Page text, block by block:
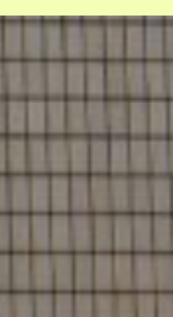
Wie help jij
fixen?
nodig, maar missen
Help mee
ons